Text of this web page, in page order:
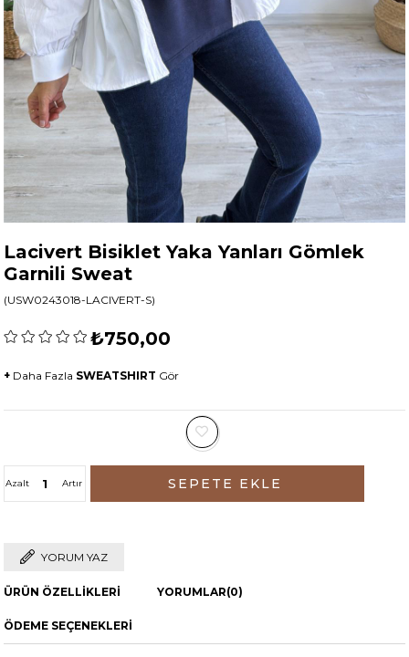
Lacivert Bisiklet Yaka Yanları Gömlek
Garnili Sweat
(USW0243018-LACIVERT-S)
₺750,00
+ Daha Fazla SWEATSHIRT Gör
Artır
Azalt
YORUM YAZ
ÜRÜN ÖZELLIKLERI YORUMLAR(0)
ÖDEME SEÇENEKLERI